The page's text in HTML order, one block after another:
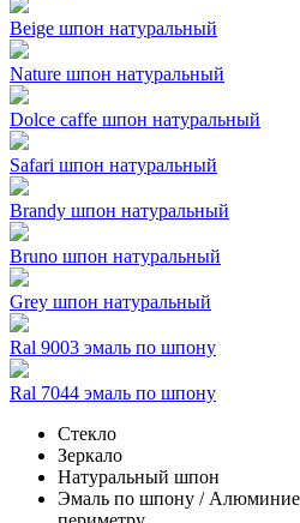
Beige шпон натуральный
Nature шпон натуральный
Dolce caffe шпон натуральный
Safari шпон натуральный
Brandy шпон натуральный
Bruno шпон натуральный
Grey шпон натуральный
Ral 9003 эмаль по шпону
Ral 7044 эмаль по шпону
Стекло
Зеркало
Натуральный шпон
Эмаль по шпону /